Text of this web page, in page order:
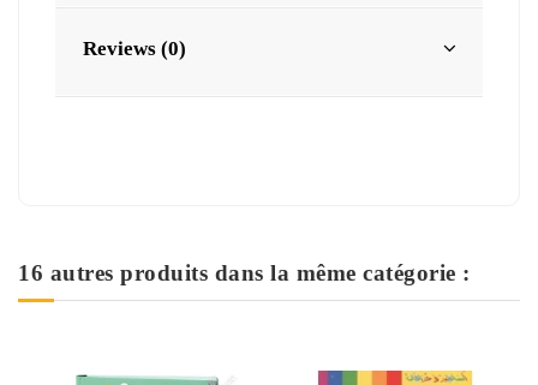
Reviews (0)
16 autres produits dans la même catégorie :